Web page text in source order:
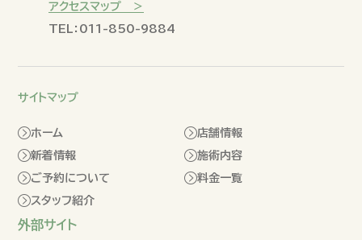
アクセスマップ ＞
TEL：011-850-9884
サイトマップ
ホーム
店舗情報
新着情報
施術内容
ご予約について
料金一覧
スタッフ紹介
外部サイト